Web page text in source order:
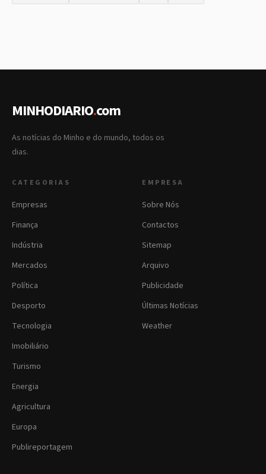
MINHODIARIO.com
As notícias do Minho e do mundo, todos os
dias.
CATEGORIAS
Empresas
Finança
Indústria
Mercados
Política
Desporto
Tecnologia
Imobiliário
Turismo
Energia
Agricultura
Europa
Publireportagem
EMPRESA
Sobre Nós
Contactos
Sitemap
Arquivo
Publicidade
Últimas Notícias
Weather